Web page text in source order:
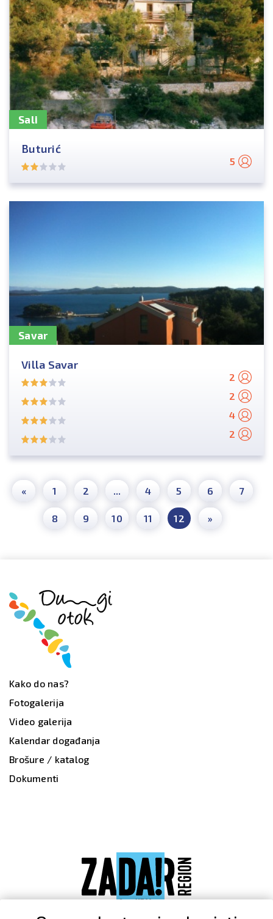
Sali
Buturić
5
Savar
Villa Savar
2
2
4
2
« 1 2 ... 4 5 6 7
8 9 10 11 12 »
Kako do nas?
Fotogalerija
Video galerija
Kalendar događanja
Brošure / katalog
Dokumenti